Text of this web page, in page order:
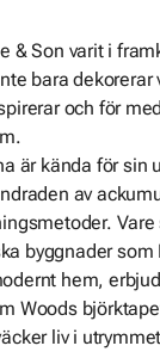
& Son varit i
bara dekorerar
och för
är kända för sin
av
byggnader som
hem,
Woods
liv i